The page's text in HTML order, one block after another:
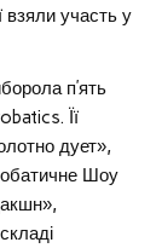
взяли участь у
п’ять
Її
дует»,
Шоу